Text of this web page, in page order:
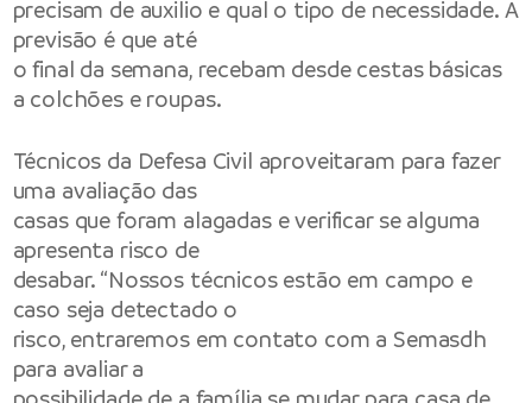
precisam de auxilio e qual o tipo de necessidade. A
previsão é que até
o final da semana, recebam desde cestas básicas
a colchões e roupas.
Técnicos da Defesa Civil aproveitaram para fazer
uma avaliação das
casas que foram alagadas e verificar se alguma
apresenta risco de
desabar. “Nossos técnicos estão em campo e
caso seja detectado o
risco, entraremos em contato com a Semasdh
para avaliar a